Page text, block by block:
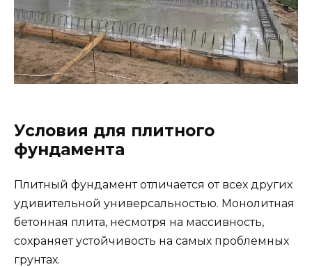
Условия для плитного
фундамента
Плитный фундамент отличается от всех других
удивительной универсальностью. Монолитная
бетонная плита, несмотря на массивность,
сохраняет устойчивость на самых проблемных
грунтах.